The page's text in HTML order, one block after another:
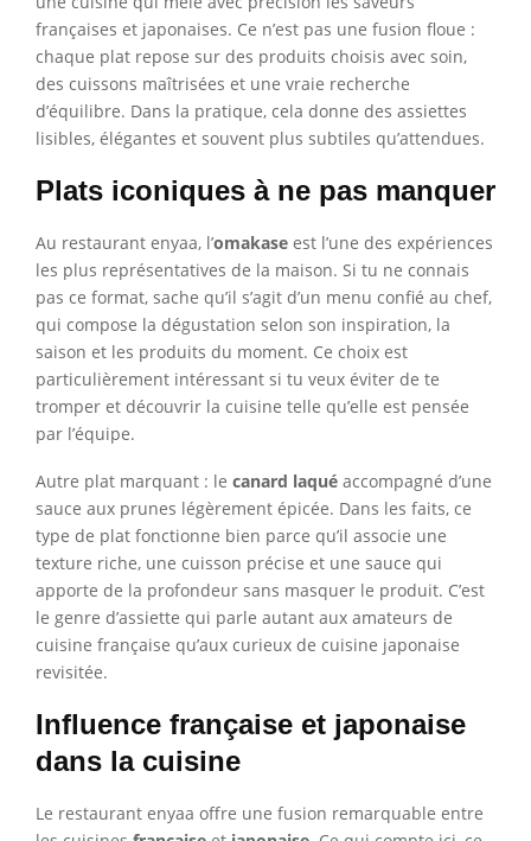
françaises et japonaises. Ce n’est pas une fusion floue :
chaque plat repose sur des produits choisis avec soin,
des cuissons maîtrisées et une vraie recherche
d’équilibre. Dans la pratique, cela donne des assiettes
lisibles, élégantes et souvent plus subtiles qu’attendues.
Plats iconiques à ne pas manquer
Au restaurant enyaa, l’omakase est l’une des expériences
les plus représentatives de la maison. Si tu ne connais
pas ce format, sache qu’il s’agit d’un menu confié au chef,
qui compose la dégustation selon son inspiration, la
saison et les produits du moment. Ce choix est
particulièrement intéressant si tu veux éviter de te
tromper et découvrir la cuisine telle qu’elle est pensée
par l’équipe.
Autre plat marquant : le canard laqué accompagné d’une
sauce aux prunes légèrement épicée. Dans les faits, ce
type de plat fonctionne bien parce qu’il associe une
texture riche, une cuisson précise et une sauce qui
apporte de la profondeur sans masquer le produit. C’est
le genre d’assiette qui parle autant aux amateurs de
cuisine française qu’aux curieux de cuisine japonaise
revisitée.
Influence française et japonaise
dans la cuisine
Le restaurant enyaa offre une fusion remarquable entre